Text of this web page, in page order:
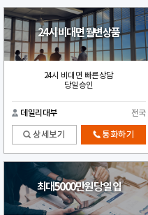
24시 비대면 월변상품
24시 비대면 빠른상담
당일승인
데일리대부 전국
상세보기 통화하기
최대5000만원 당일 입